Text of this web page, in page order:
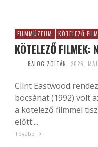
FILMMÚZEUM KÖTELEZŐ
KÖTELEZŐ FILMEK:
BALOG ZOLTÁN 2026.
Clint Eastwood
bocsánat (1992) volt
a kötelező filmmel
előtt....
Tovább